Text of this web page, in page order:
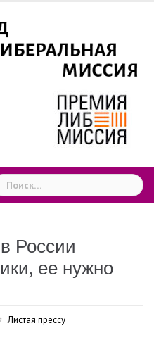
России
ее нужно
Листая прессу